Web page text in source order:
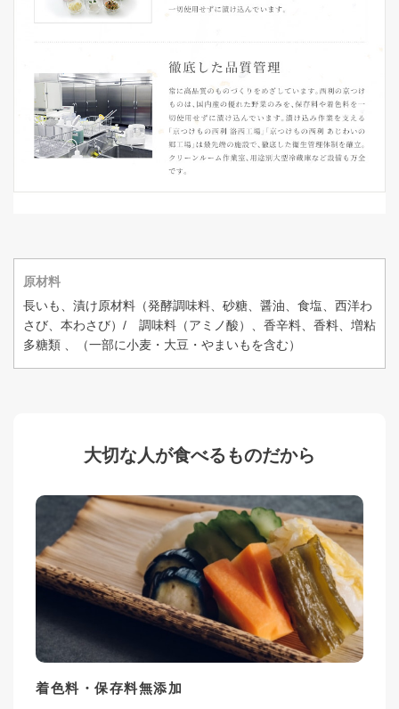
原材料
長いも、漬け原材料（発酵調味料、砂糖、醤油、食塩、西洋わ
さび、本わさび）/ 調味料（アミノ酸）、香辛料、香料、増粘
多糖類 、（一部に小麦・大豆・やまいもを含む）
大切な人が食べるものだから
着色料・保存料無添加